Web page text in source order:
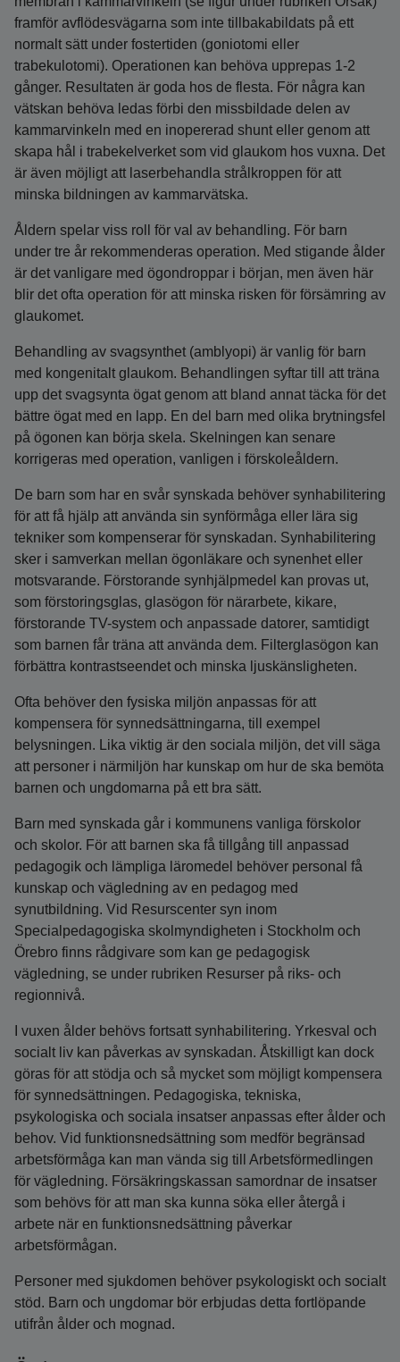
framför avflödesvägarna som inte tillbakabildats på ett
normalt sätt under fostertiden (goniotomi eller
trabekulotomi). Operationen kan behöva upprepas 1-2
gånger. Resultaten är goda hos de flesta. För några kan
vätskan behöva ledas förbi den missbildade delen av
kammarvinkeln med en inopererad shunt eller genom att
skapa hål i trabekelverket som vid glaukom hos vuxna. Det
är även möjligt att laserbehandla strålkroppen för att
minska bildningen av kammarvätska.
Åldern spelar viss roll för val av behandling. För barn
under tre år rekommenderas operation. Med stigande ålder
är det vanligare med ögondroppar i början, men även här
blir det ofta operation för att minska risken för försämring av
glaukomet.
Behandling av svagsynthet (amblyopi) är vanlig för barn
med kongenitalt glaukom. Behandlingen syftar till att träna
upp det svagsynta ögat genom att bland annat täcka för det
bättre ögat med en lapp. En del barn med olika brytningsfel
på ögonen kan börja skela. Skelningen kan senare
korrigeras med operation, vanligen i förskoleåldern.
De barn som har en svår synskada behöver synhabilitering
för att få hjälp att använda sin synförmåga eller lära sig
tekniker som kompenserar för synskadan. Synhabilitering
sker i samverkan mellan ögonläkare och synenhet eller
motsvarande. Förstorande synhjälpmedel kan provas ut,
som förstoringsglas, glasögon för närarbete, kikare,
förstorande TV-system och anpassade datorer, samtidigt
som barnen får träna att använda dem. Filterglasögon kan
förbättra kontrastseendet och minska ljuskänsligheten.
Ofta behöver den fysiska miljön anpassas för att
kompensera för synnedsättningarna, till exempel
belysningen. Lika viktig är den sociala miljön, det vill säga
att personer i närmiljön har kunskap om hur de ska bemöta
barnen och ungdomarna på ett bra sätt.
Barn med synskada går i kommunens vanliga förskolor
och skolor. För att barnen ska få tillgång till anpassad
pedagogik och lämpliga läromedel behöver personal få
kunskap och vägledning av en pedagog med
synutbildning. Vid Resurscenter syn inom
Specialpedagogiska skolmyndigheten i Stockholm och
Örebro finns rådgivare som kan ge pedagogisk
vägledning, se under rubriken Resurser på riks- och
regionnivå.
I vuxen ålder behövs fortsatt synhabilitering. Yrkesval och
socialt liv kan påverkas av synskadan. Åtskilligt kan dock
göras för att stödja och så mycket som möjligt kompensera
för synnedsättningen. Pedagogiska, tekniska,
psykologiska och sociala insatser anpassas efter ålder och
behov. Vid funktionsnedsättning som medför begränsad
arbetsförmåga kan man vända sig till Arbetsförmedlingen
för vägledning. Försäkringskassan samordnar de insatser
som behövs för att man ska kunna söka eller återgå i
arbete när en funktionsnedsättning påverkar
arbetsförmågan.
Personer med sjukdomen behöver psykologiskt och socialt
stöd. Barn och ungdomar bör erbjudas detta fortlöpande
utifrån ålder och mognad.